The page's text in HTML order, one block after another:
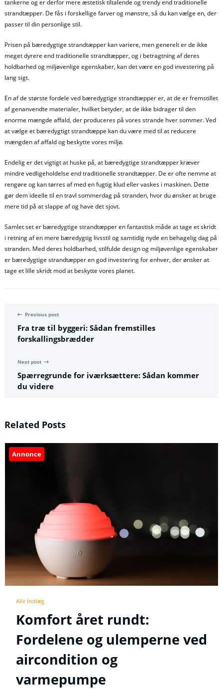
tankerne og er derfor mere æstetisk tiltalende og trendy end traditionelle
strandtæpper. De fås i forskellige farver og mønstre, så du kan vælge en, der
passer til din personlige stil.
Prisen på bæredygtige strandtæpper kan variere, men generelt er de ikke
meget dyrere end traditionelle strandtæpper, og i betragtning af deres
holdbarhed og miljøvenlige egenskaber, kan det være en god investering på
lang sigt.
En af de største fordele ved bæredygtige strandtæpper er, at de er fremstillet
af genanvendte materialer, hvilket betyder, at de ikke bidrager til den
enorme mængde affald, der produceres på vores strande hver sommer. Ved
at vælge et bæredygtigt strandtæppe kan du være med til at reducere
mængden af affald og beskytte vores miljø.
Endelig er det vigtigt at huske på, at bæredygtige strandtæpper kræver
mindre vedligeholdelse end traditionelle strandtæpper. De er ofte nemme at
rengøre og kan tørres af med en fugtig klud eller vaskes i maskinen. Dette
gør dem ideelle til en travl sommerdag på stranden, hvor du ønsker at bruge
mere tid på at slappe af og have det sjovt.
Samlet set er bæredygtige strandtæpper en fantastisk måde at tage et skridt
i retning af en mere bæredygtig livsstil og samtidig nyde en behagelig dag på
stranden. Med deres holdbarhed, stilfulde design og miljøvenlige egenskaber
er bæredygtige strandtæpper en god investering for enhver, der ønsker at
tage et lille skridt mod at beskytte vores planet.
Previous post
Fra træ til byggeri: Sådan fremstilles
forskallingsbrædder
Next post
Spærregrunde for iværksættere: Sådan kommer
du videre
Related Posts
Annonce
Alle Indlæg
Komfort året rundt:
Fordelene og ulemperne ved
aircondition og
varmepumpe